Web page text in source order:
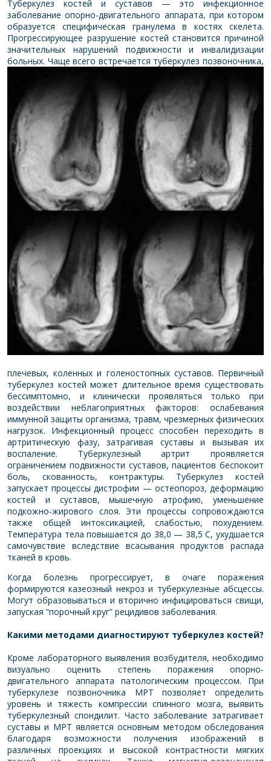
Туберкулез костей и суставов — это инфекционное
заболевание опорно-двигательного аппарата, при котором
образуется специфическая гранулема в костях скелета.
Прогрессирующее разрушение костей становится причиной
значительных нарушений подвижности и инвалидизации
больных. Чаще всего встречается туберкулез позвоночника,
плечевых, коленных и голеностопных суставов. Первичный
туберкулез костей может длительное время существовать
бессимптомно, и клинически проявляться только при
воздействии неблагоприятных факторов: ослабевания
иммунной защиты организма, травм, чрезмерных физических
нагрузок. Инфекционный процесс способен переходить в
артритическую фазу, затрагивая суставы и вызывая их
воспаление. Туберкулезный артрит проявляется
ограничением подвижности суставов, пациентов беспокоит
боль, скованность, контрактуры. Туберкулез костей
запускает процессы дистрофии — остеопороз, деформацию
костей и суставов, мышечную атрофию, уменьшение
подкожно-жирового слоя. Эти процессы сопровождаются
также общей интоксикацией, слабостью, похудением.
Температура тела повышается до 38,0 — 38,5 С, ухудшается
самочувствие вследствие всасывания продуктов распада
тканей в кровь.
Когда болезнь прогрессирует, в очаге поражения
формируются казеозный некроз и туберкулезные абсцессы.
Могут образовываться и вторично инфицироваться свищи,
запуская “порочный круг” рецидивов заболевания.
Какими методами диагностируют туберкулез костей?
Кроме лабораторного выявления возбудителя, необходимо
визуально оценить степень поражения опорно-
двигательного аппарата патологическим процессом. При
туберкулезе позвоночника МРТ позволяет определить
уровень и тяжесть компрессии спинного мозга, выявить
туберкулезный спондилит. Часто заболевание затрагивает
суставы и МРТ является основным методом обследования
благодаря возможности получения изображений в
различных проекциях и высокой контрастности мягких